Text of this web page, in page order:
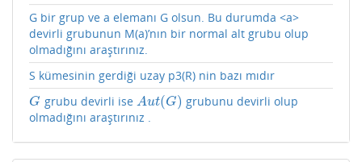
G bir grup ve a elemanı G olsun. Bu durumda <a>
devirli grubunun M(a)’nın bir normal alt grubu olup
olmadığını araştırınız.
S kümesinin gerdiği uzay p3(R) nin bazı mıdır
G
G grubu devirli ise Aut(G)
Aut(G)
grubunu devirli olup
olmadığını araştırınız .